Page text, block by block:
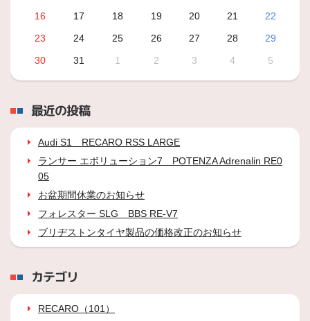
16
17 18 19 20 21
22
23
24 25 26 27 28
29
30
31 1 2 3 4 5
最近の投稿
Audi S1 RECARO RSS LARGE
ランサー エボリューション7 POTENZA Adrenalin RE0
05
お盆期間休業のお知らせ
フォレスター SLG BBS RE-V7
ブリヂストンタイヤ製品の価格改正のお知らせ
カテゴリ
RECARO（101）